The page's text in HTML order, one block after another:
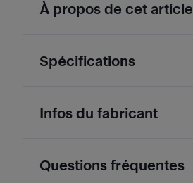
À propos de cet article
Spécifications
Infos du fabricant
Questions fréquentes